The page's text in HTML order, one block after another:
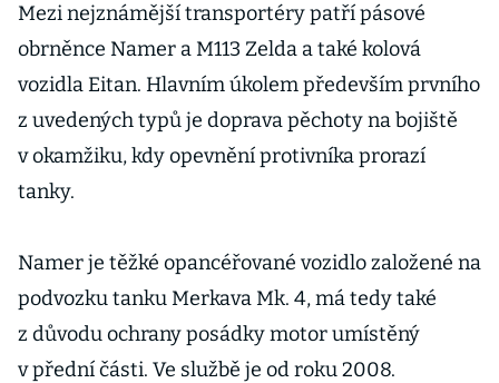
Mezi nejznámější transportéry patří pásové
obrněnce Namer a M113 Zelda a také kolová
vozidla Eitan. Hlavním úkolem především prvního
z uvedených typů je doprava pěchoty na bojiště
v okamžiku, kdy opevnění protivníka prorazí
tanky.
Namer je těžké opancéřované vozidlo založené na
podvozku tanku Merkava Mk. 4, má tedy také
z důvodu ochrany posádky motor umístěný
v přední části. Ve službě je od roku 2008.